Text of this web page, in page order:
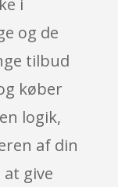
og de
tilbud
køber
logik,
af din
give